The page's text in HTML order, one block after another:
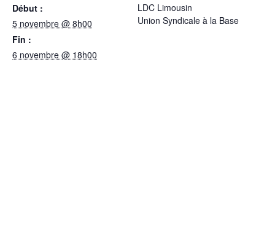
Début :
5 novembre @ 8h00
Fin :
6 novembre @ 18h00
LDC Limousin
Union Syndicale à la Base